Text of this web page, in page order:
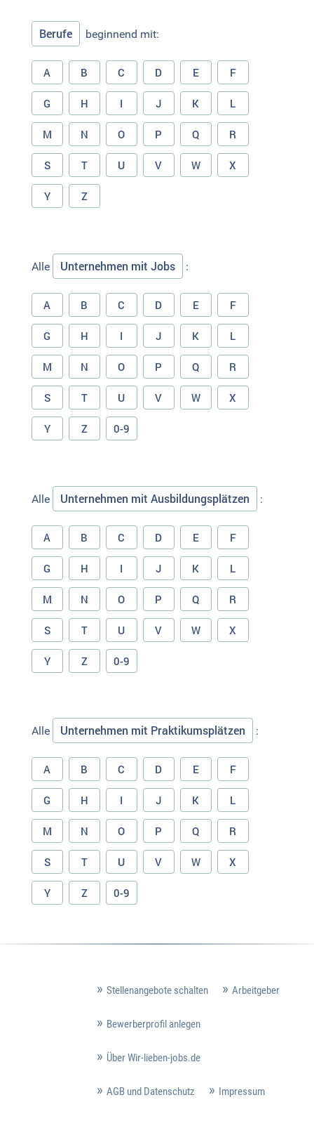
Berufe beginnend mit:
A B C D E F
G H I J K L
M N O P Q R
S T U V W X
Y Z
Alle Unternehmen mit Jobs :
A B C D E F
G H I J K L
M N O P Q R
S T U V W X
Y Z 0-9
Alle Unternehmen mit Ausbildungsplätzen :
A B C D E F
G H I J K L
M N O P Q R
S T U V W X
Y Z 0-9
Alle Unternehmen mit Praktikumsplätzen :
A B C D E F
G H I J K L
M N O P Q R
S T U V W X
Y Z 0-9
Stellenangebote schalten Arbeitgeber
Bewerberprofil anlegen
Über Wir-lieben-jobs.de
AGB und Datenschutz Impressum